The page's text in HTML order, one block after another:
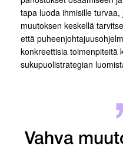
tapa luoda ihmisille
muutoksen keskellä
että
konkreettisia toimenpiteitä
sukupuolistrategian
Vahva